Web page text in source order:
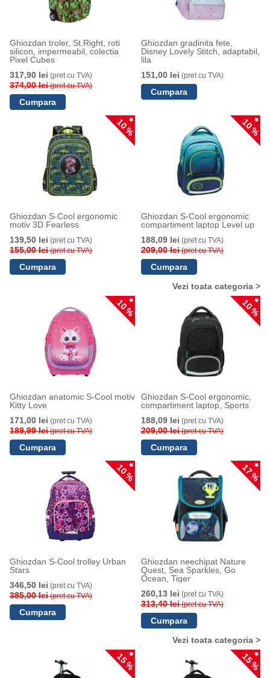
Ghiozdan troler, St.Right, roti
silicon, impermeabil, colectia
Pixel Cubes
317,90 lei (pret cu TVA)
374,00 lei(pret cu TVA)
Ghiozdan gradinita fete,
Disney Lovely Stitch, adaptabil,
lila
151,00 lei (pret cu TVA)
10 %
Ghiozdan S-Cool ergonomic
motiv 3D Fearless
139,50 lei (pret cu TVA)
155,00 lei(pret cu TVA)
10 %
Ghiozdan S-Cool ergonomic
compartiment laptop Level up
188,09 lei (pret cu TVA)
209,00 lei(pret cu TVA)
Vezi toata categoria >
10 %
Ghiozdan anatomic S-Cool motiv
Kitty Love
171,00 lei (pret cu TVA)
189,99 lei(pret cu TVA)
10 %
Ghiozdan S-Cool ergonomic,
compartiment laptop, Sports
188,09 lei (pret cu TVA)
209,00 lei(pret cu TVA)
10 %
Ghiozdan S-Cool trolley Urban
Stars
346,50 lei (pret cu TVA)
385,00 lei(pret cu TVA)
17 %
Ghiozdan neechipat Nature
Quest, Sea Sparkles, Go
Ocean, Tiger
260,13 lei (pret cu TVA)
313,40 lei(pret cu TVA)
Vezi toata categoria >
15 % 15 %